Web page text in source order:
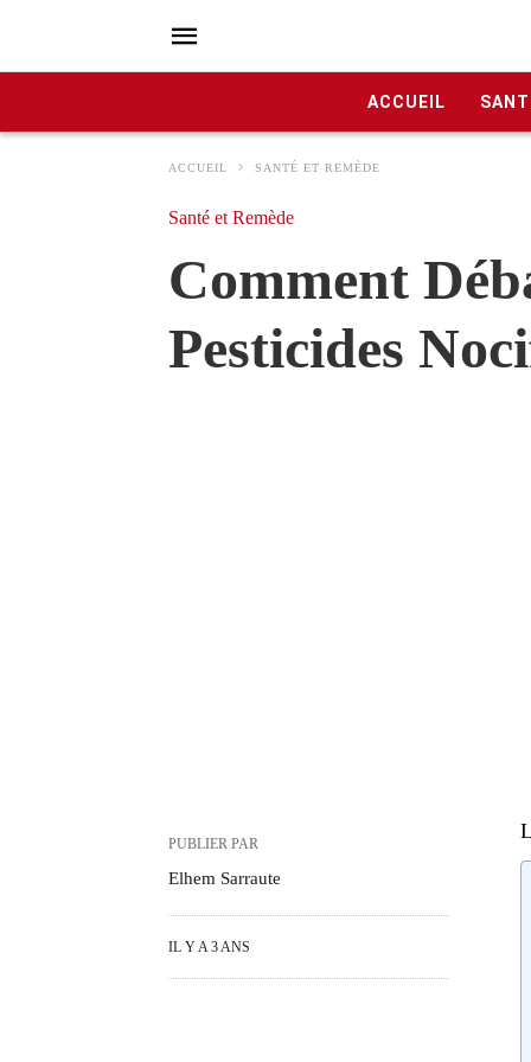
ACCUEIL
ACCUEIL SANTÉ ET REMÈDE
Santé et Remède
Comment
Pesticides
PUBLIER PAR
Elhem Sarraute
IL Y A 3 ANS